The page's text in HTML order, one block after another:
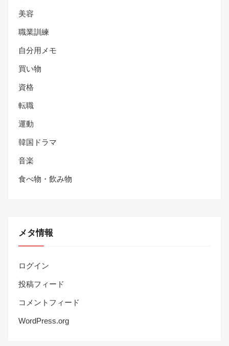
美容
職業訓練
自分用メモ
買い物
資格
転職
運動
韓国ドラマ
音楽
食べ物・飲み物
メタ情報
ログイン
投稿フィード
コメントフィード
WordPress.org